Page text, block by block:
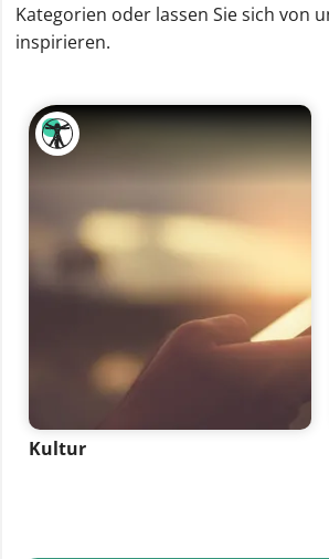
Kategorien oder lassen Sie sich von
inspirieren.
Kultur